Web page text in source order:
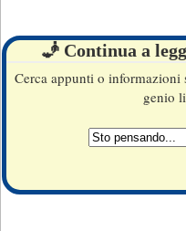
🧞 Continua a
Cerca appunti o
genio